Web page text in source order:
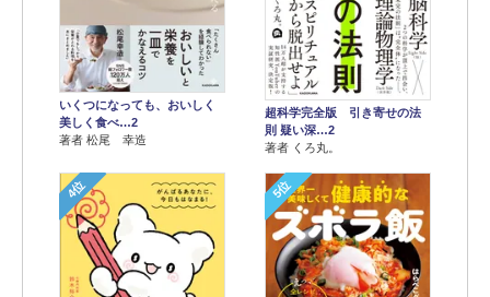
いくつになっても、おいしく
美しく食べ…2
著者 松尾 幸造
超科学完全版 引き寄せの法
則 疑い深…2
著者 くろ丸。
4位 5位